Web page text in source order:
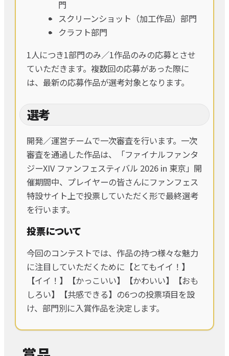
門
スクリーンショット（加工作品）部門
クラフト部門
1人につき1部門のみ／1作品のみの応募とさせ
ていただきます。複数回の応募があった際に
は、最新の応募作品が選考対象となります。
選考
開発／運営チームで一次審査を行います。一次
審査を通過した作品は、「ファイナルファンタ
ジーXIV ファンフェスティバル 2026 in 東京」開
催期間中、プレイヤーの皆さんにファンフェス
特設サイト上で投票していただく形で最終選考
を行います。
投票について
今回のコンテストでは、作品の持つ様々な魅力
に注目していただくために【とてもイイ！】
【イイ！】【かっこいい】【かわいい】【おも
しろい】【共感できる】の6つの投票項目を設
け、部門別に入賞作品を決定します。